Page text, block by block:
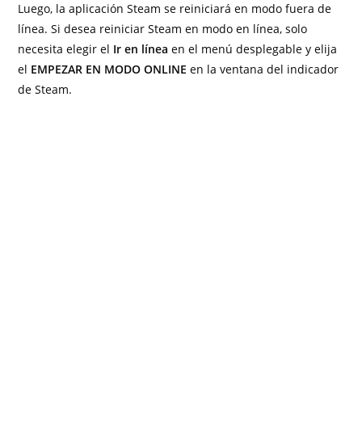
Luego, la aplicación Steam se reiniciará en modo fuera de
línea. Si desea reiniciar Steam en modo en línea, solo
necesita elegir el Ir en línea en el menú desplegable y elija
el EMPEZAR EN MODO ONLINE en la ventana del indicador
de Steam.